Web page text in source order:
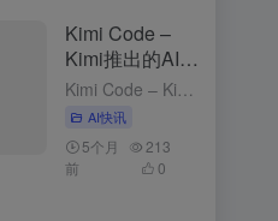
Kimi Code –
Kimi推出的AI编
程工具
Kimi Code – Kimi推出的AI编程工具 2个月前发布 Kimi Code是什么 Kimi Code 是 Kimi推出的，可在终端（CLI）、VS Code 、 、JetBrains 和 Z...
AI快讯
5个月
前
213
0